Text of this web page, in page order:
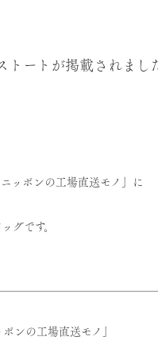
トートが掲載されまし
ッポンの工場直送モノ」 に
グです。
ンの工場直送モノ」